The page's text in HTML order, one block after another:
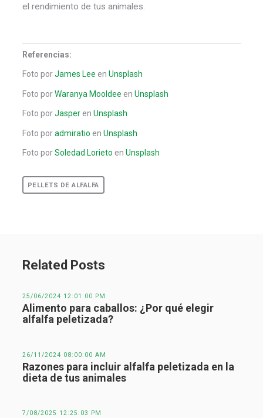
el rendimiento de tus animales.
Referencias:
Foto porJames Lee en Unsplash
Foto porWaranya Mooldee en Unsplash
Foto porJasperen Unsplash
Foto poradmiratio en Unsplash
Foto porSoledad Lorieto en Unsplash
PELLETS DE ALFALFA
Related Posts
25/06/2024 12:01:00 PM
Alimento para caballos: ¿Por qué elegir
alfalfa peletizada?
26/11/2024 08:00:00 AM
Razones para incluir alfalfa peletizada en la
dieta de tus animales
7/08/2025 12:25:03 PM